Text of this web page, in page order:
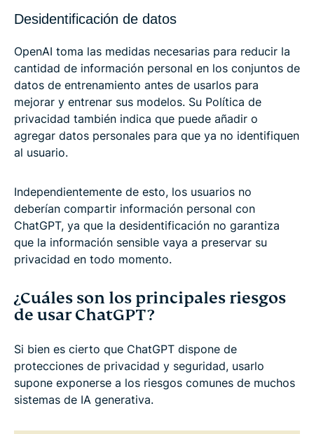
Desidentificación de datos
OpenAI toma las medidas necesarias para reducir la
cantidad de información personal en los conjuntos de
datos de entrenamiento antes de usarlos para
mejorar y entrenar sus modelos. Su Política de
privacidad también indica que puede añadir o
agregar datos personales para que ya no identifiquen
al usuario.
Independientemente de esto, los usuarios no
deberían compartir información personal con
ChatGPT, ya que la desidentificación no garantiza
que la información sensible vaya a preservar su
privacidad en todo momento.
¿Cuáles son los principales riesgos
de usar ChatGPT?
Si bien es cierto que ChatGPT dispone de
protecciones de privacidad y seguridad, usarlo
supone exponerse a los riesgos comunes de muchos
sistemas de IA generativa.